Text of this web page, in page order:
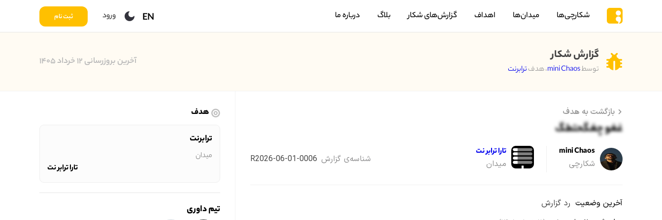
شکارچی‌ها میدان‌ها اهداف گزارش‌های شکار بلاگ درباره ما EN ورود ثبت نام
گزارش شکار
توسطmini Chaos، هدفترابرنت
آخرین بروزرسانی ۱۲ خرداد ۱۴۰۵
بازگشت به هدف
غغو چغگحتطگ
mini Chaos
شکارچی
تارا ترابر نت
میدان
شناسه‌ی گزارش R2026-06-01-0006
آخرین وضعیت رد گزارش
هدف
ترابرنت
میدان
تارا ترابر نت
تیم داوری